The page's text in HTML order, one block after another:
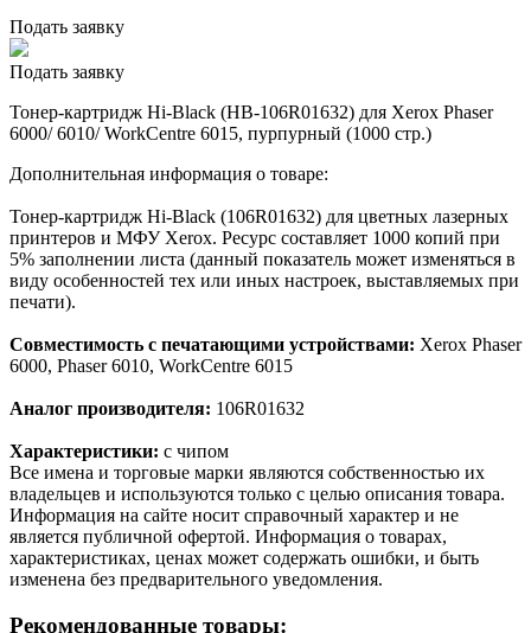
Подать заявку
Подать заявку
Тонер-картридж Hi-Black (HB-106R01632) для Xerox Phaser
6000/ 6010/ WorkCentre 6015, пурпурный (1000 стр.)
Дополнительная информация о товаре:
Тонер-картридж Hi-Black (106R01632) для цветных лазерных
принтеров и МФУ Xerox. Ресурс составляет 1000 копий при
5% заполнении листа (данный показатель может изменяться в
виду особенностей тех или иных настроек, выставляемых при
печати).
Совместимость с печатающими устройствами: Xerox Phaser
6000, Phaser 6010, WorkCentre 6015
Аналог производителя: 106R01632
Характеристики: с чипом
Все имена и торговые марки являются собственностью их
владельцев и используются только с целью описания товара.
Информация на сайте носит справочный характер и не
является публичной офертой. Информация о товарах,
характеристиках, ценах может содержать ошибки, и быть
изменена без предварительного уведомления.
Рекомендованные товары: